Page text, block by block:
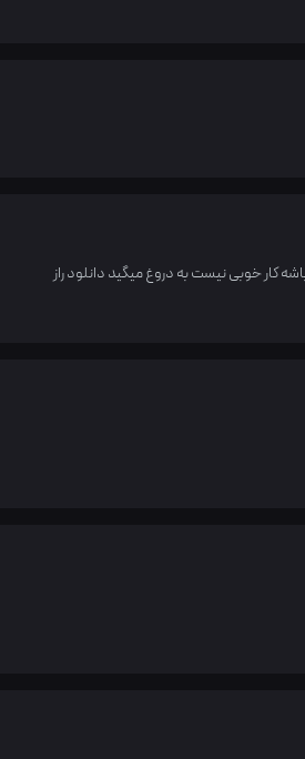
کار خوبی نیست به دروغ میگید دانلود راز